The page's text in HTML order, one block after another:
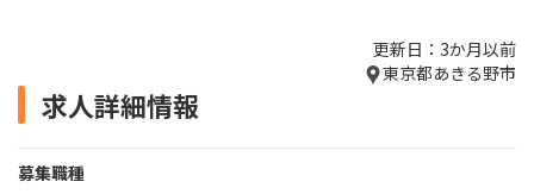
更新日：3か月以前
東京都あきる野市
求人詳細情報
募集職種